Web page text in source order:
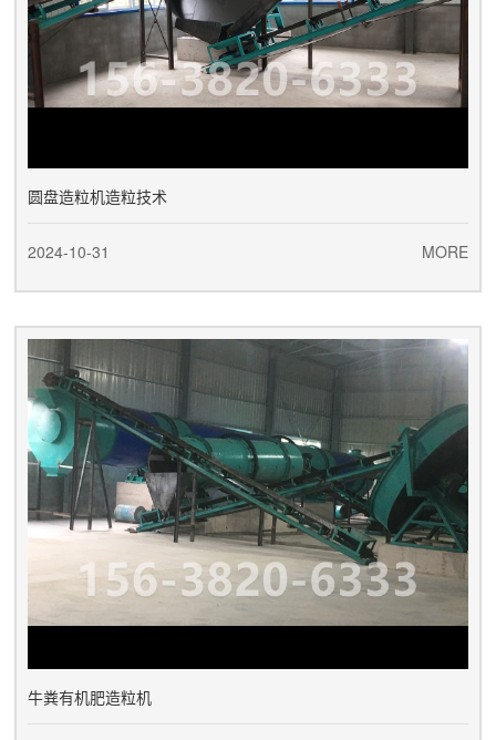
圆盘造粒机造粒技术
2024-10-31 MORE
牛粪有机肥造粒机